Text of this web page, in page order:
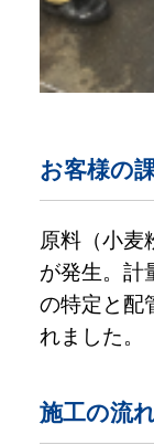
お客様の
原料（小麦
が発生。計
の特定と配
れました。
施工の流